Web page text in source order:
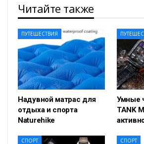
Читайте также
ПУТЕШЕСТВИЯ
Надувной матрас для
отдыха и спорта
Naturehike
Умные
TANK
СПОРТ СПОРТ